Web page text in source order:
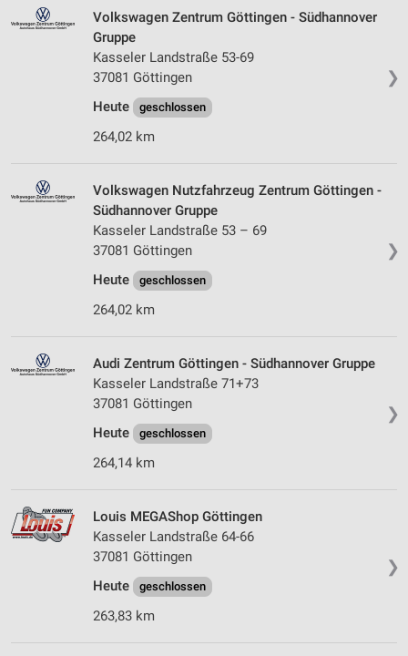
❯
Volkswagen Zentrum Göttingen - Südhannover
Gruppe
Kasseler Landstraße 53-69
37081 Göttingen
Heute
geschlossen
264,02 km
❯
Volkswagen Nutzfahrzeug Zentrum Göttingen -
Südhannover Gruppe
Kasseler Landstraße 53 – 69
37081 Göttingen
Heute
geschlossen
264,02 km
❯
Audi Zentrum Göttingen - Südhannover Gruppe
Kasseler Landstraße 71+73
37081 Göttingen
Heute
geschlossen
264,14 km
❯
Louis MEGAShop Göttingen
Kasseler Landstraße 64-66
37081 Göttingen
Heute
geschlossen
263,83 km